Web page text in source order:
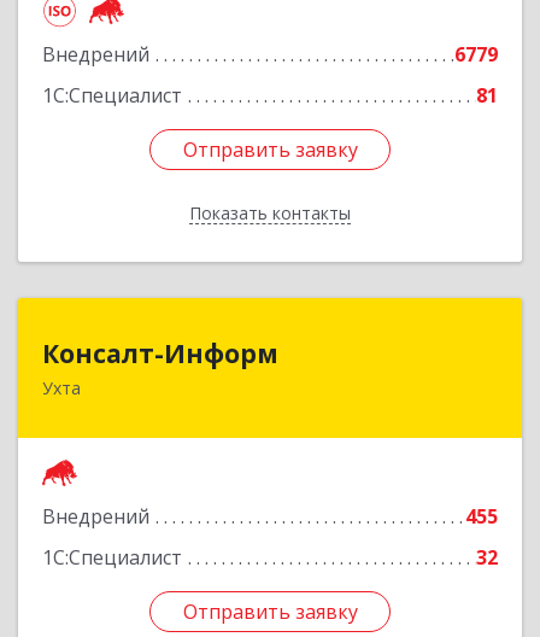
Внедрений
6779
1С:Специалист
81
Отправить заявку
Показать контакты
Отправить заявку
Назад
Консалт-Информ
Ухта
Внедрений
455
1С:Специалист
32
Отправить заявку
169300, Коми Респ, Ухта г, Строителей пр-д 1, 2
Отправить заявку